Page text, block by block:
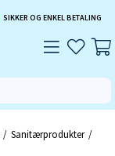
SIKKER OG ENKEL BETALING
Sanitærprodukter